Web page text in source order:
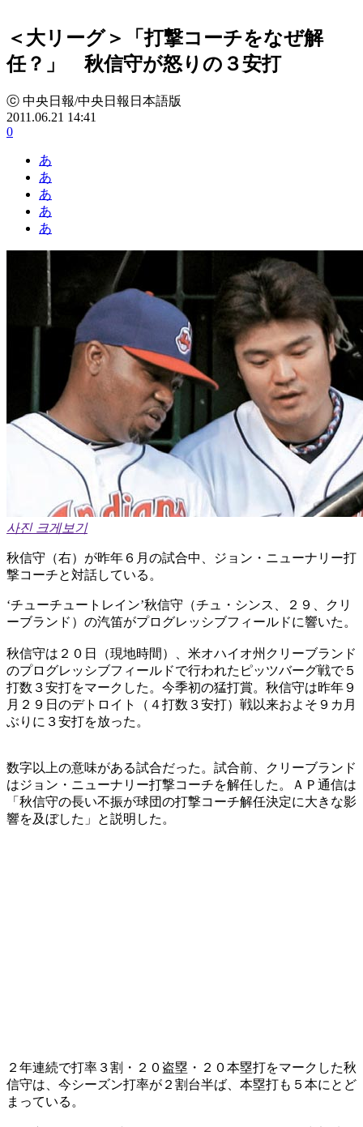
＜大リーグ＞「打撃コーチをなぜ解
任？」 秋信守が怒りの３安打
ⓒ 中央日報/中央日報日本語版
2011.06.21 14:41
0
あ
あ
あ
あ
あ
사진 크게보기
秋信守（右）が昨年６月の試合中、ジョン・ニューナリー打
撃コーチと対話している。
‘チューチュートレイン’秋信守（チュ・シンス、２９、クリ
ーブランド）の汽笛がプログレッシブフィールドに響いた。
秋信守は２０日（現地時間）、米オハイオ州クリーブランド
のプログレッシブフィールドで行われたピッツバーグ戦で５
打数３安打をマークした。今季初の猛打賞。秋信守は昨年９
月２９日のデトロイト（４打数３安打）戦以来およそ９カ月
ぶりに３安打を放った。
数字以上の意味がある試合だった。試合前、クリーブランド
はジョン・ニューナリー打撃コーチを解任した。ＡＰ通信は
「秋信守の長い不振が球団の打撃コーチ解任決定に大きな影
響を及ぼした」と説明した。
２年連続で打率３割・２０盗塁・２０本塁打をマークした秋
信守は、今シーズン打率が２割台半ば、本塁打も５本にとど
まっている。